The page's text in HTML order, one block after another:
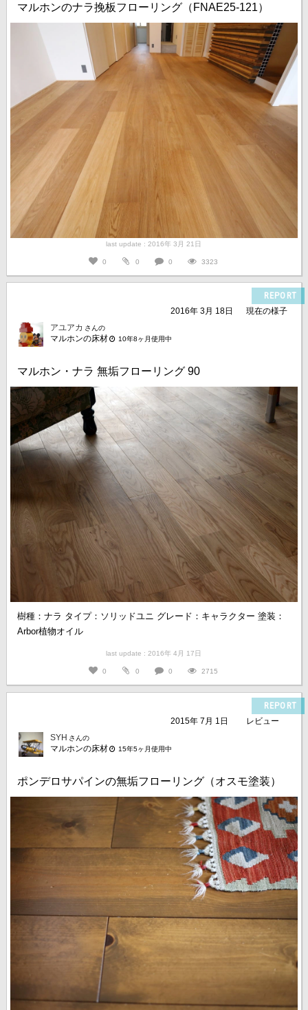
マルホンのナラ挽板フローリング（FNAE25-121）
last update : 2016年 3月 21日
0 0 0 3323
REPORT
2016年 3月 18日
現在の様子
アユアカ さんの
マルホンの床材 10年8ヶ月使用中
マルホン・ナラ 無垢フローリング 90
樹種：ナラ タイプ：ソリッドユニ グレード：キャラクター 塗装：
Arbor植物オイル
last update : 2016年 4月 17日
0 0 0 2715
REPORT
2015年 7月 1日
レビュー
SYH さんの
マルホンの床材 15年5ヶ月使用中
ポンデロサパインの無垢フローリング（オスモ塗装）